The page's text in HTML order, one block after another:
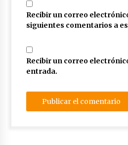
Recibir un correo
siguientes comentarios a
Recibir un correo
entrada.